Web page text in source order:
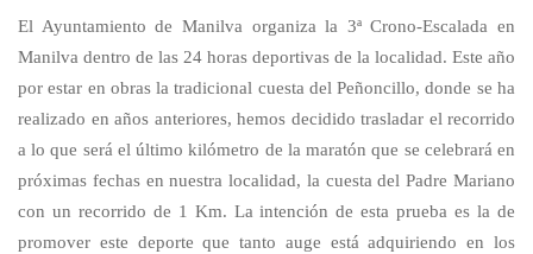
Manilva
El Ayuntamiento de Manilva organiza la 3ª Crono-Escalada en
Manilva dentro de las 24 horas deportivas de la localidad. Este año
por estar en obras la tradicional cuesta del Peñoncillo, donde se ha
realizado en años anteriores, hemos decidido trasladar el recorrido
a lo que será el último kilómetro de la maratón que se celebrará en
próximas fechas en nuestra localidad, la cuesta del Padre Mariano
con un recorrido de 1 Km. La intención de esta prueba es la de
promover este deporte que tanto auge está adquiriendo en los